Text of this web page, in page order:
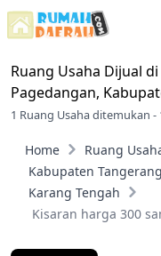
Ruang Usaha Dijual di
Pagedangan,
1 Ruang Usaha ditemukan -
Home Ruang
Kabupaten Tangerang
Karang Tengah
Kisaran harga 300